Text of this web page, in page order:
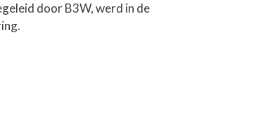
door B3W, werd in de